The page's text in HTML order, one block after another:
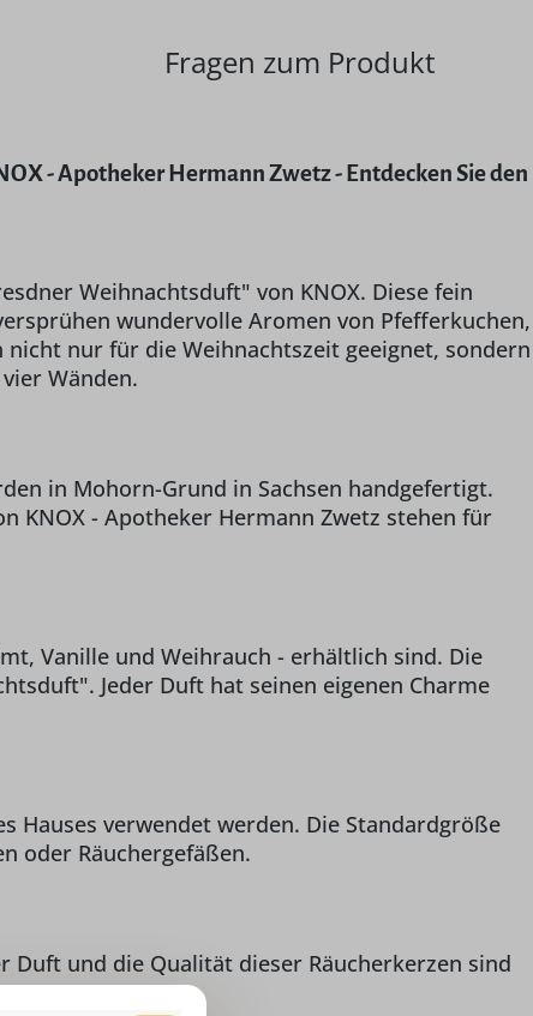
Fragen zum Produkt
- Apotheker Hermann Zwetz - Entdecken Sie den
Weihnachtsduft" von KNOX. Diese fein
wundervolle Aromen von Pfefferkuchen,
nicht nur für die Weihnachtszeit geeignet, sondern
Wänden.
in Mohorn-Grund in Sachsen handgefertigt.
KNOX - Apotheker Hermann Zwetz stehen für
Vanille und Weihrauch - erhältlich sind. Die
Jeder Duft hat seinen eigenen Charme
Hauses verwendet werden. Die Standardgröße
oder Räuchergefäßen.
Duft und die Qualität dieser Räucherkerzen sind